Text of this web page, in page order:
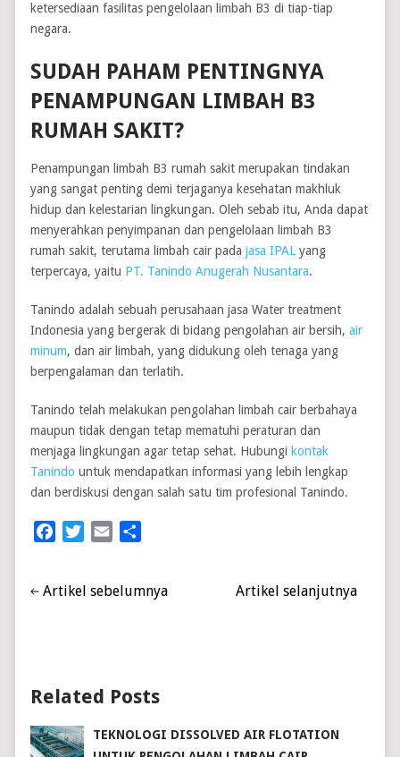
ketersediaan fasilitas pengelolaan limbah B3 di tiap-tiap
negara.
SUDAH PAHAM PENTINGNYA
PENAMPUNGAN LIMBAH B3
RUMAH SAKIT?
Penampungan limbah B3 rumah sakit merupakan tindakan
yang sangat penting demi terjaganya kesehatan makhluk
hidup dan kelestarian lingkungan. Oleh sebab itu, Anda dapat
menyerahkan penyimpanan dan pengelolaan limbah B3
rumah sakit, terutama limbah cair padajasa IPAL yang
terpercaya, yaitu PT. Tanindo Anugerah Nusantara.
Tanindo adalah sebuah perusahaan jasa Water treatment
Indonesia yang bergerak di bidang pengolahan air bersih,air
minum, dan air limbah, yang didukung oleh tenaga yang
berpengalaman dan terlatih.
Tanindo telah melakukan pengolahan limbah cair berbahaya
maupun tidak dengan tetap mematuhi peraturan dan
menjaga lingkungan agar tetap sehat. Hubungi kontak
Tanindo untuk mendapatkan informasi yang lebih lengkap
dan berdiskusi dengan salah satu tim profesional Tanindo.
FacebookTwitterEmail
Artikel sebelumnya Artikel selanjutnya
Related Posts
TEKNOLOGI DISSOLVED AIR FLOTATION